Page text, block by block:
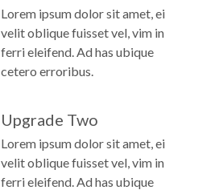
Lorem ipsum dolor sit amet, ei
velit oblique fuisset vel, vim in
ferri eleifend. Ad has ubique
cetero erroribus.
Upgrade Two
Lorem ipsum dolor sit amet, ei
velit oblique fuisset vel, vim in
ferri eleifend. Ad has ubique